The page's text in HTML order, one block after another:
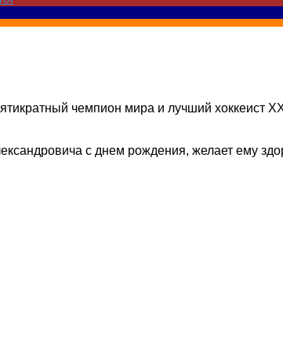
чемпион мира и лучший хоккеист
с днем рождения, желает ему